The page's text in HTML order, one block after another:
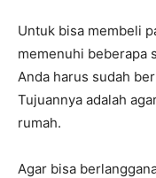
Untuk bisa membeli
memenuhi beberapa
Anda harus sudah
Tujuannya adalah
rumah.
Agar bisa